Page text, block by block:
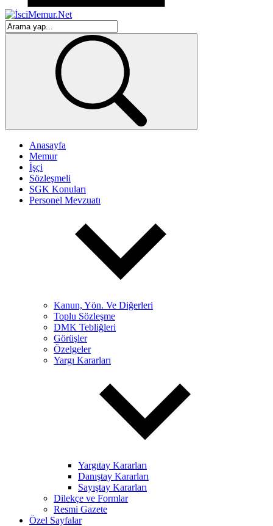
Anasayfa
Memur
İşçi
Sözleşmeli
SGK Konuları
Personel Mevzuatı
Kanun, Yön. Ve Diğerleri
Toplu Sözleşme
DMK Tebliğleri
Görüşler
Özelgeler
Yargı Kararları
Yargıtay Kararları
Danıştay Kararları
Sayıştay Kararları
Dilekçe ve Formlar
Resmi Gazete
Özel Sayfalar